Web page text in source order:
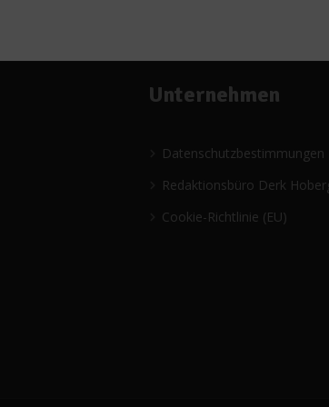
Unternehmen
Datenschutzbestimmungen
Redaktionsbüro Derk
Cookie-Richtlinie (EU)